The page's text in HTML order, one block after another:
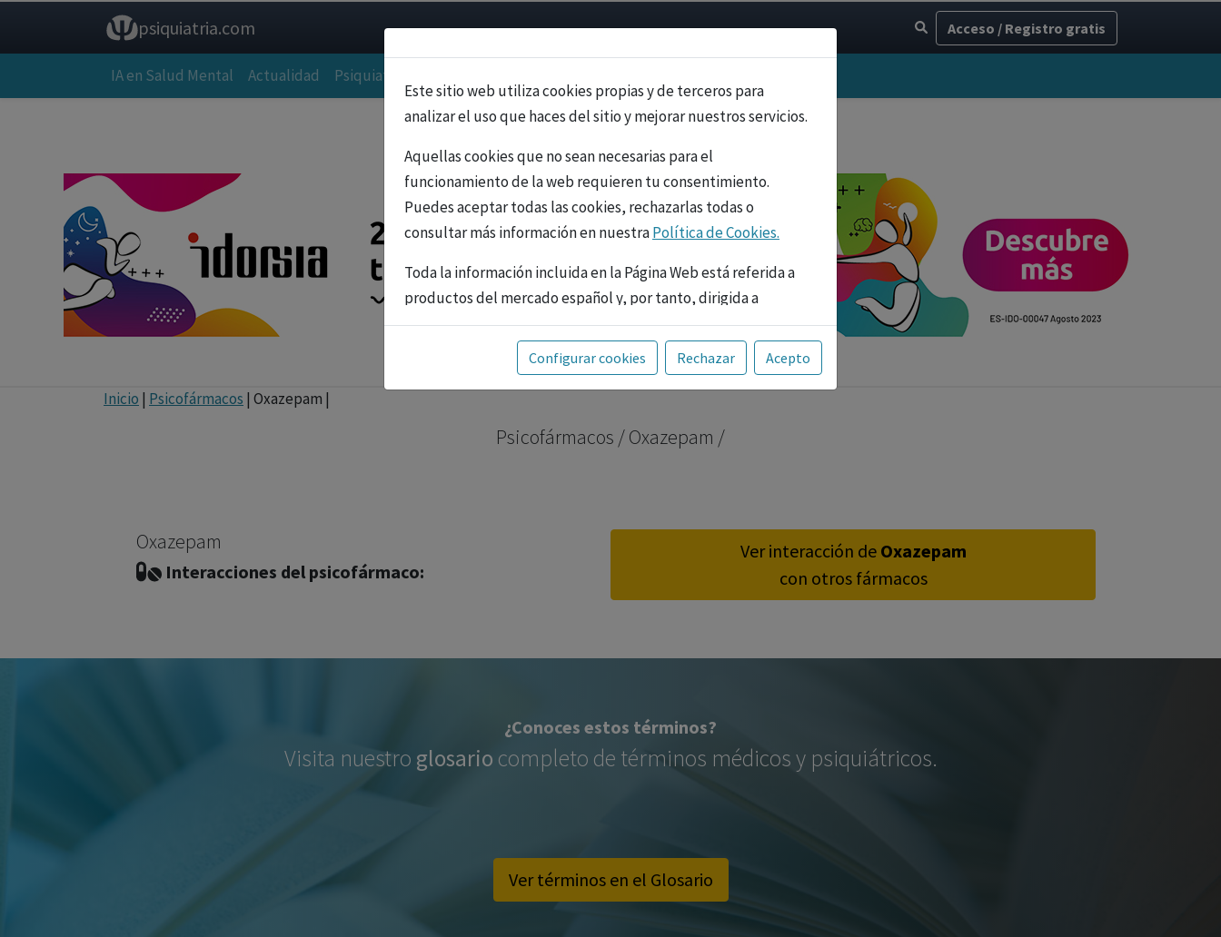
psiquiatria.com Acceso / Registro gratis
IA en Salud Mental Actualidad Psiquiatría
Este sitio web utiliza cookies propias y de terceros para
analizar el uso que haces del sitio y mejorar nuestros servicios.
Aquellas cookies que no sean necesarias para el
funcionamiento de la web requieren tu consentimiento.
Puedes aceptar todas las cookies, rechazarlas todas o
consultar más información en nuestraPolítica de Cookies.
Toda la información incluida en la Página Web está referida a
productos del mercado español y, por tanto, dirigida a
profesionales sanitarios legalmente facultados para
prescribir o dispensar medicamentos con ejercicio
profesional. La información técnica de los fármacos se facilita
los profesionales facultados prescribir medicamentos y
decidir, en cada caso concreto, el tratamiento más adecuado
Configurar cookies Rechazar Acepto
Inicio | Psicofármacos | Oxazepam |
Psicofármacos / Oxazepam /
Oxazepam
Interacciones del psicofármaco:
Ver interacción de Oxazepam
con otros fármacos
¿Conoces estos términos?
Visita nuestro glosario completo de términos médicos y psiquiátricos.
Ver términos en el Glosario